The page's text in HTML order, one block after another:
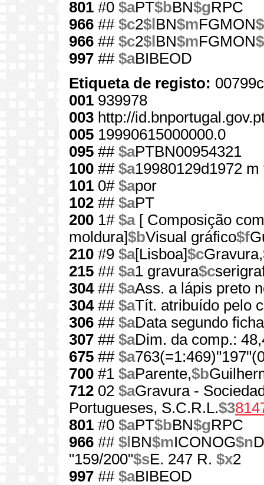
801 #0 $aPT$bBN$gRPC
966 ## $c2$l BN$mFGMON
966 ## $c2$l BN$mFGMON
997 ## $aBIBEOD
Etiqueta de registo:
001 939978
003 http://
005 19990615000000.0
095 ## $aPTBN00954321
100 ## $a19980129d1972
101 0# $apor
102 ## $aPT
200 1# $a[ Composição
moldura]$bVisual gráfico$f
210 #9 $a[Lisboa]$cGravura,
215 ## $a1 gravura$c
304## $aAss. a lápis preto
304## $aTít. atribuído pelo
306 ## $aData segundo
307 ## $aDim. da comp.:
675 ## $a
700 #1 $aParente,$b
712 02 $aGravura -
Portugueses, S.C.R.L.$3
801 #0 $aPT$bBN$gRPC
966 ## $l BN$mICONOG$n
"159/200"$sE. 247 R. $x2
997 ## $aBIBEOD